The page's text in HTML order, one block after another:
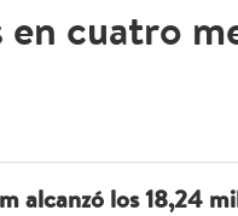
cuatro
alcanzó los 18,24